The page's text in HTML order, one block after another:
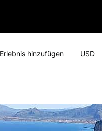
Erlebnis hinzufügen USD